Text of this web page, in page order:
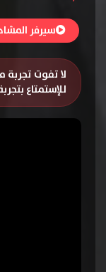
سيرفر
لا تفوت تجربة
للإستمتاع